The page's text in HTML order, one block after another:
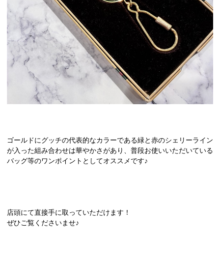
ゴールドにグッチの代表的なカラーである緑と赤のシェリーライン
が入った組み合わせは華やかさがあり、普段お使いいただいている
バッグ等のワンポイントとしてオススメです♪
店頭にて直接手に取っていただけます！
ぜひご覧くださいませ♪